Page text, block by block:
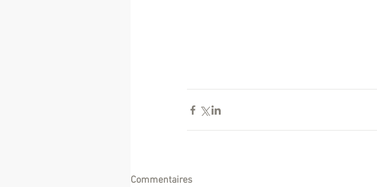
Commentaires